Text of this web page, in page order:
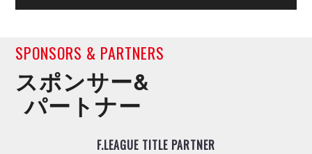
SPONSORS & PARTNERS
スポンサー&
パートナー
F.LEAGUE TITLE PARTNER